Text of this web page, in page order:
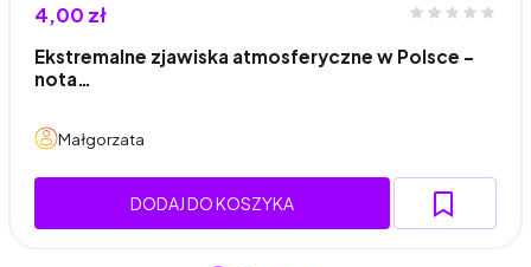
4,00 zł
Ekstremalne zjawiska atmosferyczne w Polsce -
nota…
Małgorzata
DODAJ DO KOSZYKA